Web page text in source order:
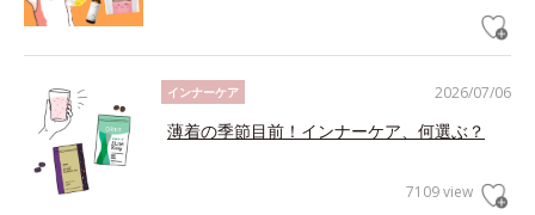
2026/07/06
インナーケア
薄着の季節目前！インナーケア、何選ぶ？
7109 view